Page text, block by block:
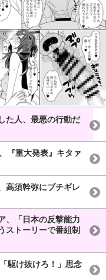
た人、最悪の行動だ
『重大発表』キタァ
高須幹弥にブチギレ
、「日本の反撃能力
ストーリーで番組制
駆け抜けろ！」思念